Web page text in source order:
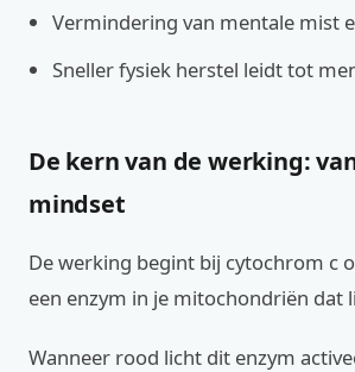
Vermindering van mentale mist
Sneller fysiek herstel leidt tot
De kern van de werking:
mindset
De werking begint bij cytochrom c
een enzym in je mitochondriën dat
Wanneer rood licht dit enzym